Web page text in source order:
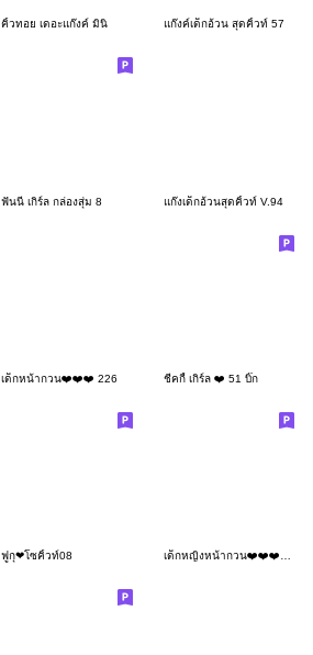
คิ้วทอย เดอะแก๊งค์ มินิ แก๊งค์เด็กอ้วน สุดคิ้วท์ 57
ฟันนี่ เกิร์ล กล่องสุ่ม 8 แก๊งเด็กอ้วนสุดคิ้วท์ V.94
เด็กหน้ากวน❤️❤️❤️ 226 ชีคกี้ เกิร์ล ❤️ 51 บิ๊ก
ฟูกุ❤โซคิ้วท์08 เด็กหญิงหน้ากวน❤️❤️❤️160 MINI